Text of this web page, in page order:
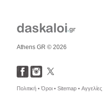
Athens GR © 2026
Πολιτική •Όροι • Sitemap • Αγγελίες